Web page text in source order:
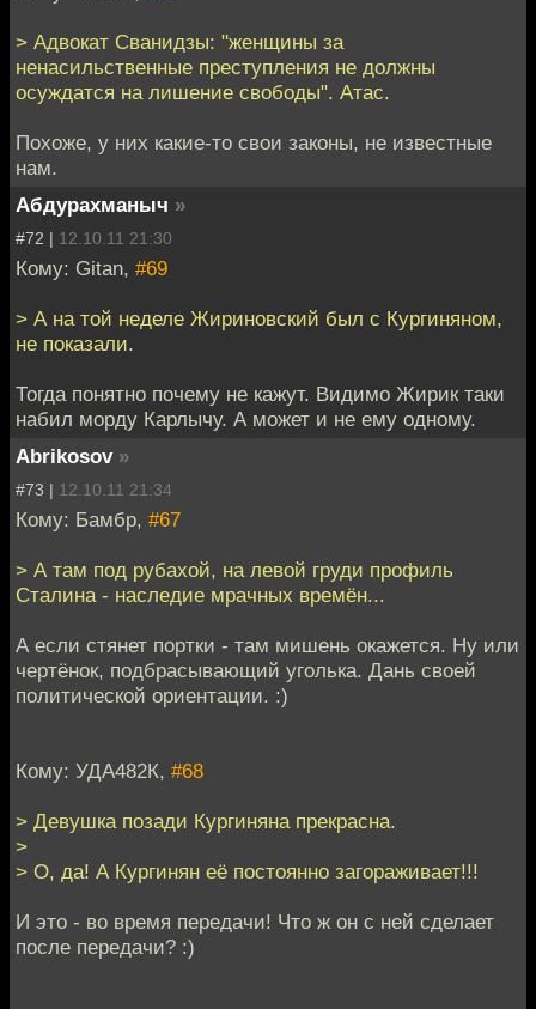
> Адвокат Сванидзы: "женщины за
ненасильственные преступления не должны
осуждатся на лишение свободы". Атас.
Похоже, у них какие-то свои законы, не известные
нам.
Абдурахманыч »
#72 | 12.10.11 21:30
Кому: Gitan, #69
> А на той неделе Жириновский был с Кургиняном,
не показали.
Тогда понятно почему не кажут. Видимо Жирик таки
набил морду Карлычу. А может и не ему одному.
Abrikosov »
#73 | 12.10.11 21:34
Кому: Бамбр, #67
> А там под рубахой, на левой груди профиль
Сталина - наследие мрачных времён...
А если стянет портки - там мишень окажется. Ну или
чертёнок, подбрасывающий уголька. Дань своей
политической ориентации. :)
Кому: УДА482К, #68
> Девушка позади Кургиняна прекрасна.
>
> О, да! А Кургинян её постоянно загораживает!!!
И это - во время передачи! Что ж он с ней сделает
после передачи? :)